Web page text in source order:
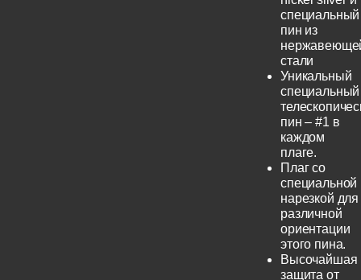
специальный
пин из
стали
Уникальный
специальный
пин – #1 в
каждом
плаге.
Плаг со
специальной
нарезкой для
различной
ориентации
этого пина.
Высочайшая
защита от